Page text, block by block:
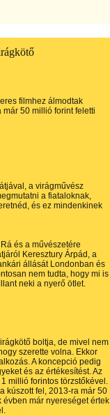
filmhez álmodtak
már 50 millió forint feletti
a virágművész
a fiataloknak,
és ez mindenkinek
és a művészetére
Keresztury Árpád, a
állását Londonban és
nem tudta, hogy mi is
neki a nyerő ötlet.
boltja, de mivel nem
szerette volna. Ekkor
A koncepció pedig
és az értékesítést. Az
millió forintos törzstőkével.
kúszott fel, 2013-ra már 50
évben már nyereséget értek